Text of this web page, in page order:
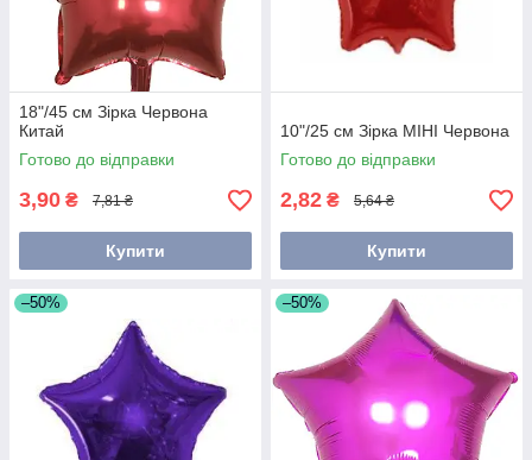
18"/45 см Зірка Червона
Китай
Готово до відправки
3,90 ₴ 7,81 ₴
Купити
10"/25 см Зірка МІНІ Червона
Готово до відправки
2,82 ₴ 5,64 ₴
Купити
–50% –50%